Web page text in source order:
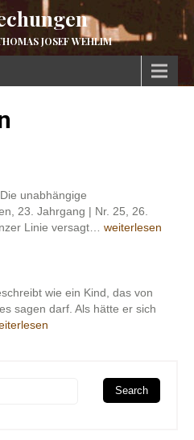
JOSEF WEHLIM
unabhängige
23. Jahrgang | Nr. 25, 26.
Linie versagt… Volker
weiterlesen
wie ein Kind, das von
sagen darf. Als hätte er sich